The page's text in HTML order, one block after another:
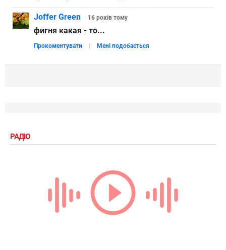
Joffer Green 16 років тому
фигня какая - то...
Прокоментувати Мені подобається
РАДІО